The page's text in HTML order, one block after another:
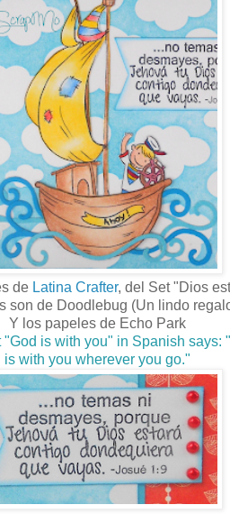
de Latina Crafter, del Set "Dios
son de Doodlebug (Un lindo
Y los papeles de Echo Park
"God is with you" in Spanish
is with you wherever you go."